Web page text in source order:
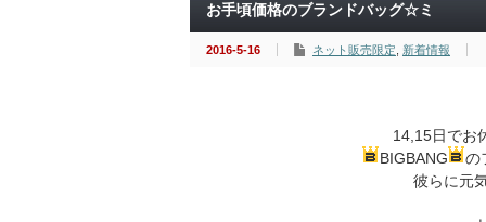
お手頃価格のブランドバッグ☆ミ
2016-5-16 ネット販売限定 新着情報
14,15日でお
BIGBANG
の
彼らに元